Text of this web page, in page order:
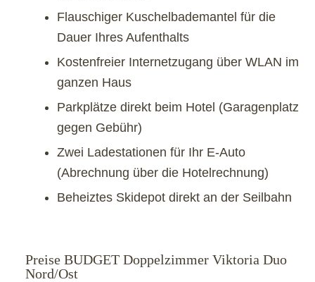
Flauschiger Kuschelbademantel für die
Dauer Ihres Aufenthalts
Kostenfreier Internetzugang über WLAN im
ganzen Haus
Parkplätze direkt beim Hotel (Garagenplatz
gegen Gebühr)
Zwei Ladestationen für Ihr E-Auto
(Abrechnung über die Hotelrechnung)
Beheiztes Skidepot direkt an der Seilbahn
Preise BUDGET Doppelzimmer Viktoria Duo
Nord/Ost